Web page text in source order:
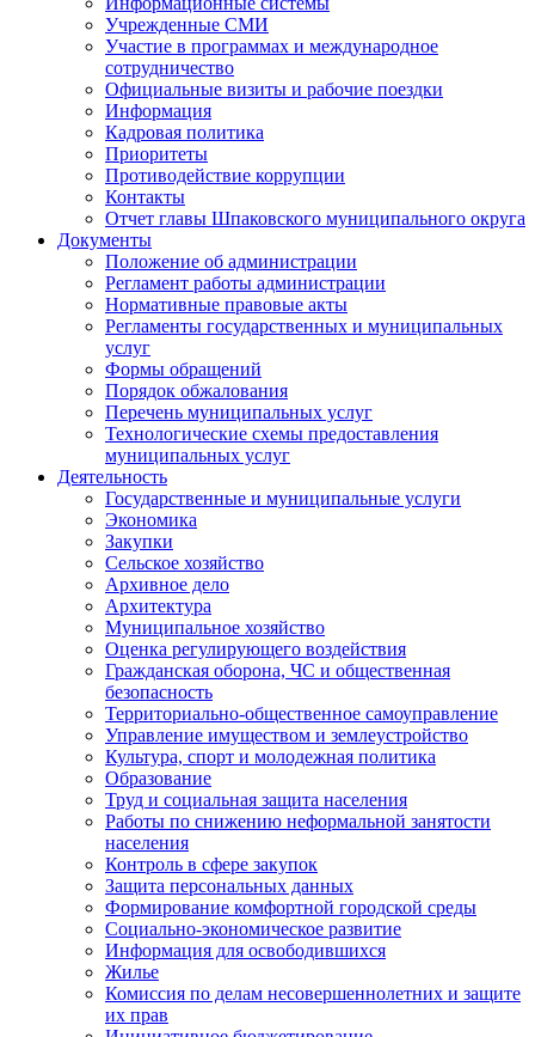
Учрежденные СМИ
Участие в программах и международное
сотрудничество
Официальные визиты и рабочие поездки
Информация
Кадровая политика
Приоритеты
Противодействие коррупции
Контакты
Отчет главы Шпаковского муниципального округа
Документы
Положение об администрации
Регламент работы администрации
Нормативные правовые акты
Регламенты государственных и муниципальных
услуг
Формы обращений
Порядок обжалования
Перечень муниципальных услуг
Технологические схемы предоставления
муниципальных услуг
Деятельность
Государственные и муниципальные услуги
Экономика
Закупки
Сельское хозяйство
Архивное дело
Архитектура
Муниципальное хозяйство
Оценка регулирующего воздействия
Гражданская оборона, ЧС и общественная
безопасность
Территориально-общественное самоуправление
Управление имуществом и землеустройство
Культура, спорт и молодежная политика
Образование
Труд и социальная защита населения
Работы по снижению неформальной занятости
населения
Контроль в сфере закупок
Защита персональных данных
Формирование комфортной городской среды
Социально-экономическое развитие
Информация для освободившихся
Жилье
Комиссия по делам несовершеннолетних и защите
их прав